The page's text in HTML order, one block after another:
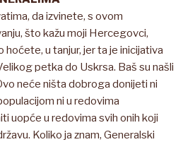
da izvinete, s ovom
što kažu moji Hercegovci,
hoćete, u tanjur, jer ta je inicijativa
petka do Uskrsa. Baš su našli
neće ništa dobroga donijeti ni
ni u redovima
uopće u redovima svih onih koji
Koliko ja znam, Generalski